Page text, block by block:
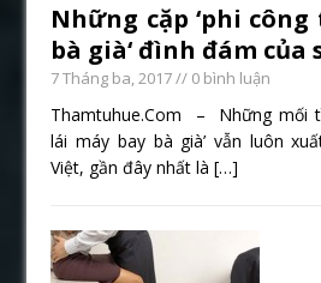
Những cặp ‘phi
bà già‘ đình đám của
7 Tháng ba, 2017// 0 bình luận
Thamtuhue.Com – Những mối
lái máy bay bà già’ vẫn luôn
Việt, gần đây nhất là[…]